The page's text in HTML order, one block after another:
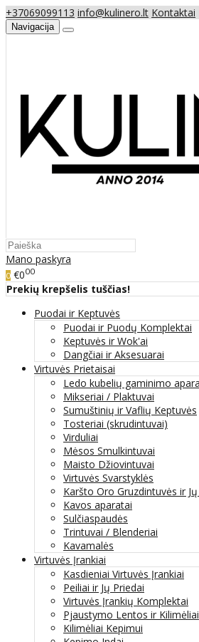
+37069099113 info@kulinero.lt Kontaktai
Navigacija
Mano paskyra
0 €000
Prekių krepšelis tuščias!
Puodai ir Keptuvės
Puodai ir Puodų Komplektai
Keptuvės ir Wok'ai
Dangčiai ir Aksesuarai
Virtuvės Prietaisai
Ledo kubelių gaminimo
Mikseriai / Plaktuvai
Sumuštinių ir Vaflių Keptuvės
Tosteriai (skrudintuvai)
Virduliai
Mėsos Smulkintuvai
Maisto Džiovintuvai
Virtuvės Svarstyklės
Karšto Oro Gruzdintuvės ir
Kavos aparatai
Sulčiaspaudės
Trintuvai / Blenderiai
Kavamalės
Virtuvės Įrankiai
Kasdieniai Virtuvės Įrankiai
Peiliai ir Jų Priedai
Virtuvės Įrankių Komplektai
Pjaustymo Lentos ir Kilimėliai
Kilimėliai Kepimui